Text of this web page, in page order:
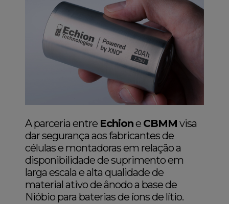
A parceria entre Echione CBMM visa
dar segurança aos fabricantes de
células e montadoras em relação a
disponibilidade de suprimento em
larga escala e alta qualidade de
material ativo de ânodo a base de
Nióbio para baterias de íons de lítio.